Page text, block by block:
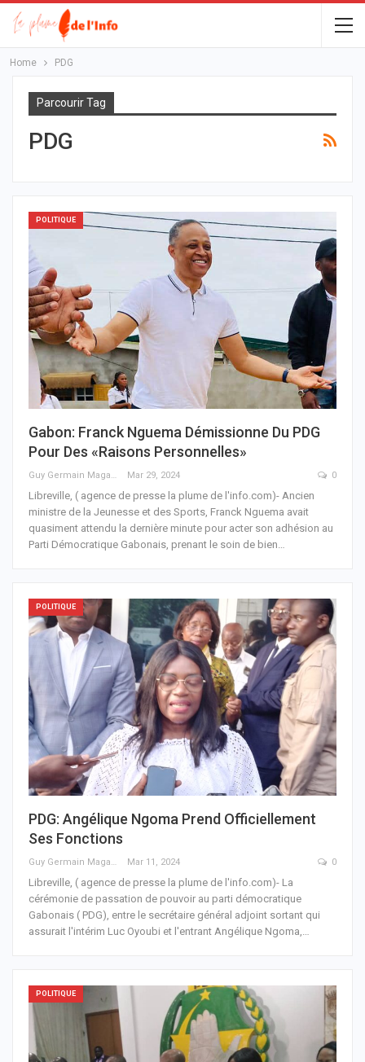
Home PDG
Parcourir Tag
PDG
POLITIQUE
Gabon: Franck Nguema Démissionne Du PDG
Pour Des «raisons Personnelles»
Guy Germain Maganga Nziengui Mar 29, 2024 0
Libreville, ( agence de presse la plume de l'info.com)- Ancien
ministre de la Jeunesse et des Sports, Franck Nguema avait
quasiment attendu la dernière minute pour acter son adhésion au
Parti Démocratique Gabonais, prenant le soin de bien
POLITIQUE
PDG: Angélique Ngoma Prend Officiellement
Ses Fonctions
Guy Germain Maganga Nziengui Mar 11, 2024 0
Libreville, ( agence de presse la plume de l'info.com)- La
cérémonie de passation de pouvoir au parti démocratique
Gabonais ( PDG), entre le secrétaire général adjoint sortant qui
assurait l'intérim Luc Oyoubi et l'entrant Angélique Ngoma,
POLITIQUE